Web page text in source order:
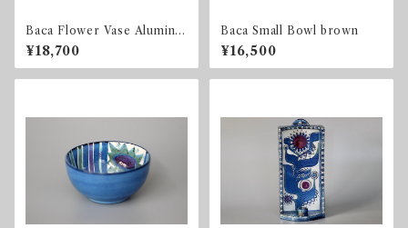
Baca Flower Vase Aluminia
/ 723 3208
¥18,700
Baca Small Bowl brown
¥16,500